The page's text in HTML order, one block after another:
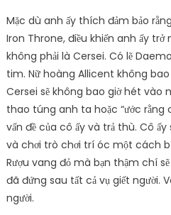
Mặc dù anh ấy thích đảm bảo
Iron Throne, điều khiến anh ấy trở
không phải là Cersei. Có lẽ
tim. Nữ hoàng Allicent không
Cersei sẽ không bao giờ hét vào
thao túng anh ta hoặc “ước rằng
vấn đề của cô ấy và trả thù. Cô
và chơi trò chơi trí óc một cách
Rượu vang đỏ mà bạn thậm chí
đã đứng sau tất cả vụ giết người.
người.